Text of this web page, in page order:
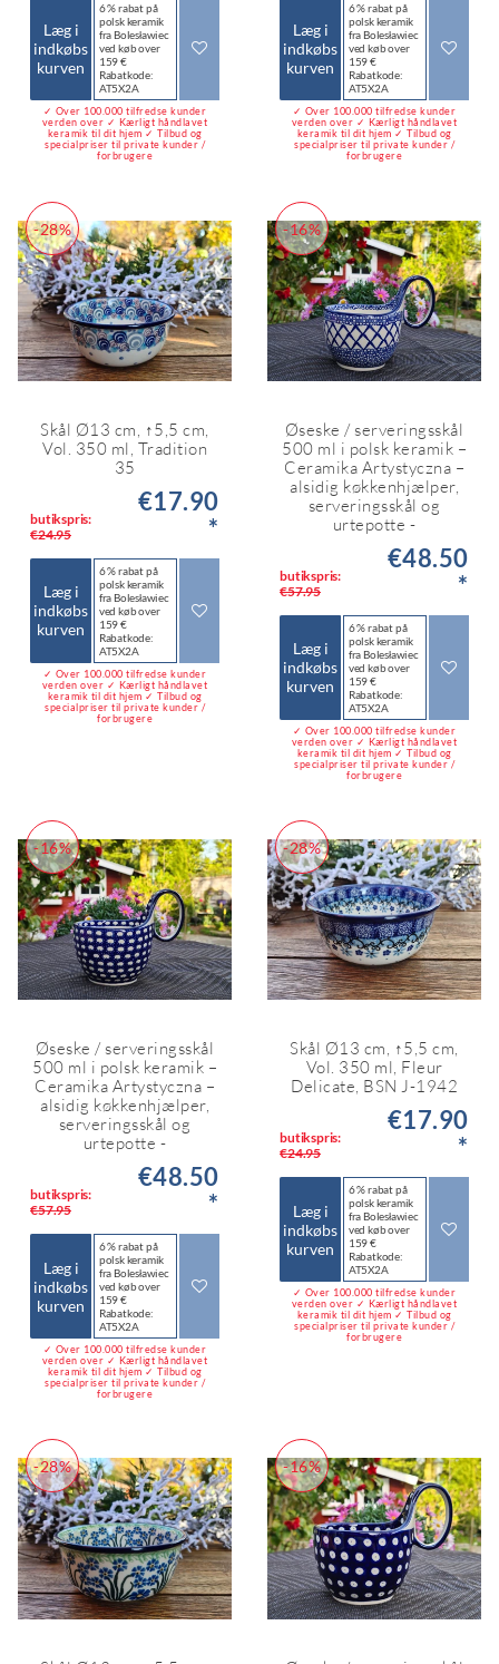
Læg i
indkøbs
kurven
6 % rabat på
polsk keramik
fra Bolesławiec
ved køb over
159 €
Rabatkode:
AT5X2A
✓ Over 100.000 tilfredse kunder
verden over ✓ Kærligt håndlavet
keramik til dit hjem ✓ Tilbud og
specialpriser til private kunder /
forbrugere
Læg i
indkøbs
kurven
6 % rabat på
polsk keramik
fra Bolesławiec
ved køb over
159 €
Rabatkode:
AT5X2A
✓ Over 100.000 tilfredse kunder
verden over ✓ Kærligt håndlavet
keramik til dit hjem ✓ Tilbud og
specialpriser til private kunder /
forbrugere
-28%
Skål Ø13 cm, ↑5,5 cm,
Vol. 350 ml, Tradition
35
butikspris:
€24.95
€17.90
*
Læg i
indkøbs
kurven
6 % rabat på
polsk keramik
fra Bolesławiec
ved køb over
159 €
Rabatkode:
AT5X2A
✓ Over 100.000 tilfredse kunder
verden over ✓ Kærligt håndlavet
keramik til dit hjem ✓ Tilbud og
specialpriser til private kunder /
forbrugere
-16%
Øseske / serveringsskål
500 ml i polsk keramik –
Ceramika Artystyczna –
alsidig køkkenhjælper,
serveringsskål og
urtepotte -
butikspris:
€57.95
€48.50
*
Læg i
indkøbs
kurven
6 % rabat på
polsk keramik
fra Bolesławiec
ved køb over
159 €
Rabatkode:
AT5X2A
✓ Over 100.000 tilfredse kunder
verden over ✓ Kærligt håndlavet
keramik til dit hjem ✓ Tilbud og
specialpriser til private kunder /
forbrugere
-16%
Øseske / serveringsskål
500 ml i polsk keramik –
Ceramika Artystyczna –
alsidig køkkenhjælper,
serveringsskål og
urtepotte -
butikspris:
€57.95
€48.50
*
Læg i
indkøbs
kurven
6 % rabat på
polsk keramik
fra Bolesławiec
ved køb over
159 €
Rabatkode:
AT5X2A
✓ Over 100.000 tilfredse kunder
verden over ✓ Kærligt håndlavet
keramik til dit hjem ✓ Tilbud og
specialpriser til private kunder /
forbrugere
-28%
Skål Ø13 cm, ↑5,5 cm,
Vol. 350 ml, Fleur
Delicate, BSN J-1942
butikspris:
€24.95
€17.90
*
Læg i
indkøbs
kurven
6 % rabat på
polsk keramik
fra Bolesławiec
ved køb over
159 €
Rabatkode:
AT5X2A
✓ Over 100.000 tilfredse kunder
verden over ✓ Kærligt håndlavet
keramik til dit hjem ✓ Tilbud og
specialpriser til private kunder /
forbrugere
-28% -16%